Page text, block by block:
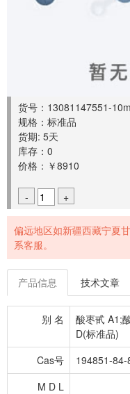
货号：13081147551-
规格：标准品
货期: 5天
库存：0
价格：￥8910
- +
偏远地区如新疆西藏宁夏
系客服。
产品信息 技术文章
别 名
酸枣甙 A1;
D(标准品)
Cas号
194851-84-
M D L